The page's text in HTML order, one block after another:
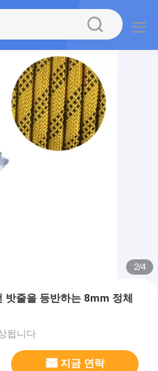
2/4
줄을 등반하는 8mm 정체
됩니다
지금 연락